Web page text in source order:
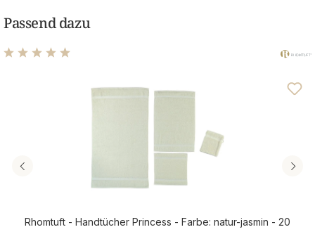
Passend dazu
Rhomtuft - Handtücher Princess - Farbe: natur-jasmin - 20